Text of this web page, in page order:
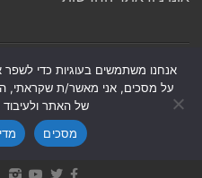
אנחנו משתמשים בעוגיות כדי
על מסכים, אני מאשר/ת שקראתי,
של האתר ולעיבוד
מסכים